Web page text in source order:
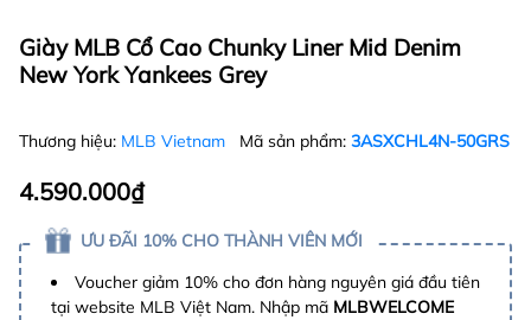
Giày MLB Cổ Cao Chunky Liner Mid Denim
New York Yankees Grey
Thương hiệu: MLB Vietnam Mã sản phẩm: 3ASXCHL4N-50GRS
4.590.000₫
ƯU ĐÃI 10% CHO THÀNH VIÊN MỚI
Voucher giảm 10% cho đơn hàng nguyên giá đầu tiên
tại website MLB Việt Nam. Nhập mã MLBWELCOME